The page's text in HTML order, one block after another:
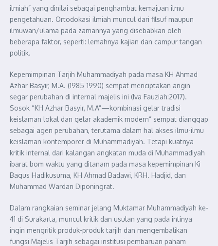
ilmiah” yang dinilai sebagai penghambat kemajuan ilmu
pengetahuan. Ortodokasi ilmiah muncul dari filsuf maupun
ilmuwan/ulama pada zamannya yang disebabkan oleh
beberapa faktor, seperti: lemahnya kajian dan campur tangan
politik.
Kepemimpinan Tarjih Muhammadiyah pada masa KH Ahmad
Azhar Basyir, M.A. (1985-1990) sempat menciptakan angin
segar perubahan di internal majelis ini (Iva Fauziah:2017).
Sosok “KH Azhar Basyir, M.A”—kombinasi gelar tradisi
keislaman lokal dan gelar akademik modern” sempat dianggap
sebagai agen perubahan, terutama dalam hal akses ilmu-ilmu
keislaman kontemporer di Muhammadiyah. Tetapi kuatnya
kritik internal dari kalangan angkatan muda di Muhammadiyah
ibarat bom waktu yang ditanam pada masa kepemimpinan Ki
Bagus Hadikusuma, KH Ahmad Badawi, KRH. Hadjid, dan
Muhammad Wardan Diponingrat.
Dalam rangkaian seminar jelang Muktamar Muhammadiyah ke-
41 di Surakarta, muncul kritik dan usulan yang pada intinya
ingin mengritik produk-produk tarjih dan mengembalikan
fungsi Majelis Tarjih sebagai institusi pembaruan paham